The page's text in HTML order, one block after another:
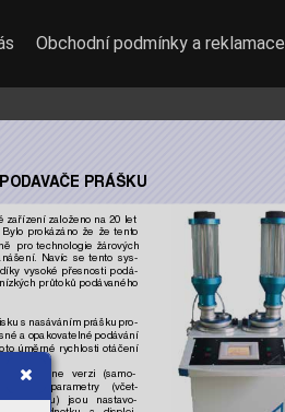
PODAVAČE PRÁŠKU
zařízení založeno na 20 let
Bylo prokázáno že že tento
pro technologie žárových
Navíc se tento sys-
díky vysoké přesnosti podá-
nízkých průtoků podávaného
s nasáváním prášku pro-
a opakovatelné podávání
úměrné rychlosti otáčení
stand-alone verzi (samo-
parametry (včet-
a mixéru) jsou nastavo-
Obchodní podmínky a reklamace